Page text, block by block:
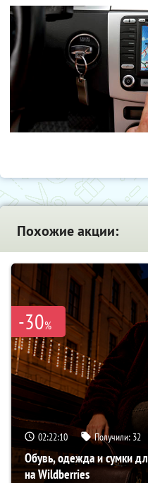
Похожие акции:
-30%
02:22:09 Получили: 32
Обувь, одежда и сумки
на Wildberries